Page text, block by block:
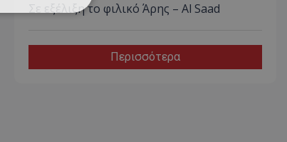
Σε εξέλιξη το φιλικό Άρης – Al Saad
Περισσότερα